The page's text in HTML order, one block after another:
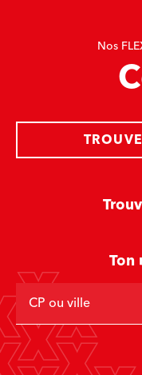
Nos
Ton
CP ou ville